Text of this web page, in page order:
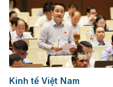
Kinh tế Việt Nam